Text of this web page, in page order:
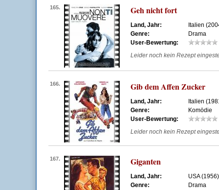
165. Geh nicht fort
Land, Jahr:
Italien
Genre:
Drama
User-Bewertung:
Leider noch kein Rezept
166. Gib dem Affen Zucker
Land, Jahr:
Italien
Genre:
Komödie
User-Bewertung:
Leider noch kein Rezept
167. Giganten
Land, Jahr:
USA (1956)
Genre:
Drama